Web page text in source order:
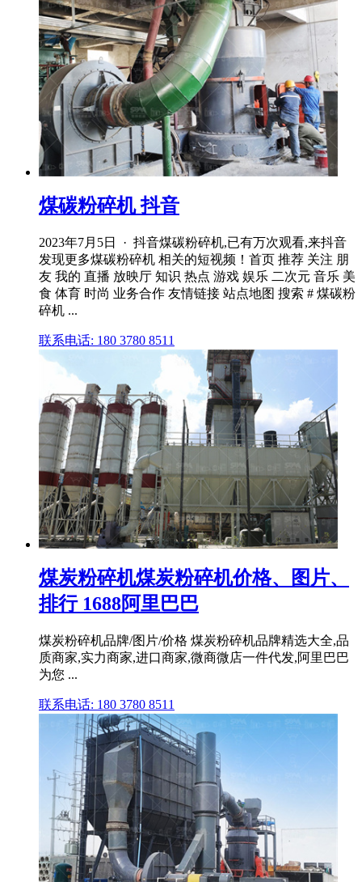
煤碳粉碎机 抖音
2023年7月5日 · 抖音煤碳粉碎机,已有万次观看,来抖音
发现更多煤碳粉碎机 相关的短视频！首页 推荐 关注 朋
友 我的 直播 放映厅 知识 热点 游戏 娱乐 二次元 音乐 美
食 体育 时尚 业务合作 友情链接 站点地图 搜索 # 煤碳粉
碎机 ...
联系电话: 180 3780 8511
煤炭粉碎机煤炭粉碎机价格、图片、
排行 1688阿里巴巴
煤炭粉碎机品牌/图片/价格 煤炭粉碎机品牌精选大全,品
质商家,实力商家,进口商家,微商微店一件代发,阿里巴巴
为您 ...
联系电话: 180 3780 8511